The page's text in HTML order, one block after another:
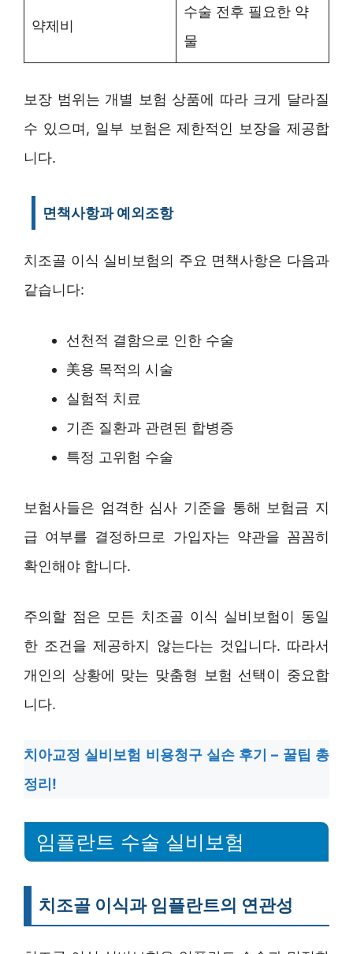
약제비
수술 전후 필요한 약
물
보장 범위는 개별 보험 상품에 따라 크게 달라질
수 있으며, 일부 보험은 제한적인 보장을 제공합
니다.
면책사항과 예외조항
치조골 이식 실비보험의 주요 면책사항은 다음과
같습니다:
선천적 결함으로 인한 수술
美용 목적의 시술
실험적 치료
기존 질환과 관련된 합병증
특정 고위험 수술
보험사들은 엄격한 심사 기준을 통해 보험금 지
급 여부를 결정하므로 가입자는 약관을 꼼꼼히
확인해야 합니다.
주의할 점은 모든 치조골 이식 실비보험이 동일
한 조건을 제공하지 않는다는 것입니다. 따라서
개인의 상황에 맞는 맞춤형 보험 선택이 중요합
니다.
치아교정 실비보험 비용청구 실손 후기 – 꿀팁 총
정리!
임플란트 수술 실비보험
치조골 이식과 임플란트의 연관성